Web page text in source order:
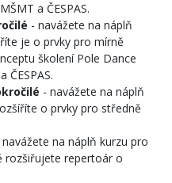
a ČESPAS.
- navážete na náplň
je o prvky pro mírně
školení Pole Dance
ČESPAS.
- navážete na náplň
o prvky pro středně
navážete na náplň kurzu pro
rozšiřujete repertoár o